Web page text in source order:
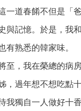
一道春餚不但是「
與記憶。於是，我
有熟悉的韓家味。
至，我在榮總的病
，過年想不想吃點
我獨自一人做好十